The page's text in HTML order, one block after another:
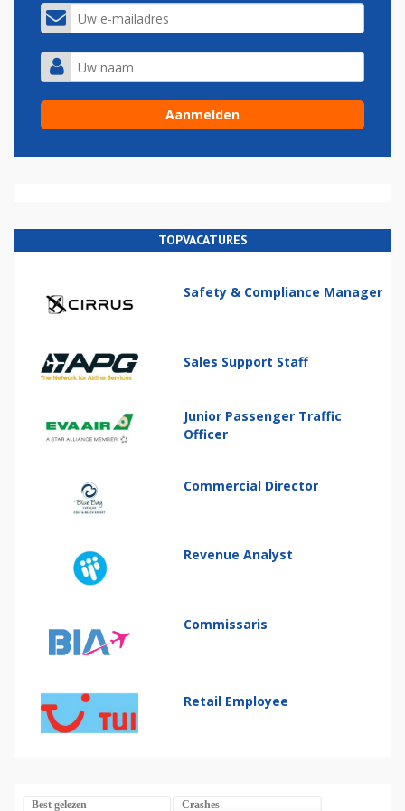
TOPVACATURES
Safety & Compliance Manager
Sales Support Staff
Junior Passenger Traffic
Officer
Commercial Director
Revenue Analyst
Commissaris
Retail Employee
Best gelezen Crashes